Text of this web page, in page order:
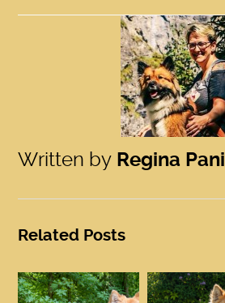
Written by Regina Pani
Related Posts